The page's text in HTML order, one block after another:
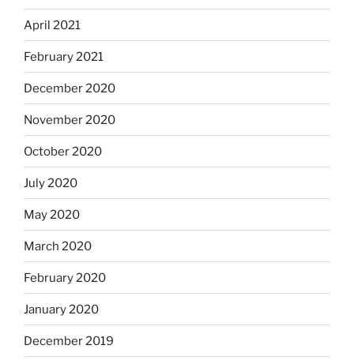
April 2021
February 2021
December 2020
November 2020
October 2020
July 2020
May 2020
March 2020
February 2020
January 2020
December 2019